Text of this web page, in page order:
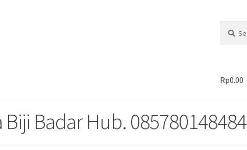
Rp0.00
Badar Hub. 085780148484